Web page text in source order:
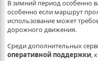
В зимний период особенно
особенно если маршрут
использование может
дорожного движения.
Среди дополнительных
оперативной поддержки,